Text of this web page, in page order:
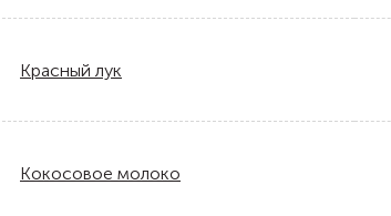
Красный лук
Кокосовое молоко